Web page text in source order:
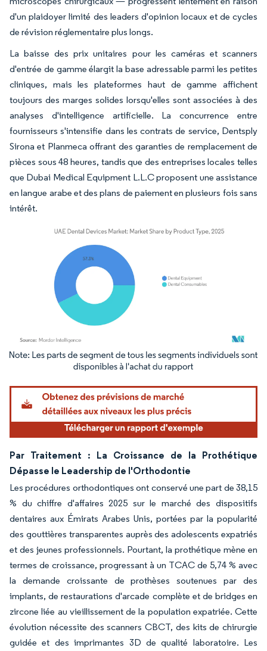
d'un plaidoyer limité des leaders d'opinion locaux et de cycles
de révision réglementaire plus longs.
La baisse des prix unitaires pour les caméras et scanners
d'entrée de gamme élargit la base adressable parmi les petites
cliniques, mais les plateformes haut de gamme affichent
toujours des marges solides lorsqu'elles sont associées à des
analyses d'intelligence artificielle. La concurrence entre
fournisseurs s'intensifie dans les contrats de service, Dentsply
Sirona et Planmeca offrant des garanties de remplacement de
pièces sous 48 heures, tandis que des entreprises locales telles
que Dubai Medical Equipment L.L.C proposent une assistance
en langue arabe et des plans de paiement en plusieurs fois sans
intérêt.
Image © Mordor Intelligence. La réutilisation nécessite une attribution sous CC BY
Par Traitement : La Croissance de la Prothétique
Dépasse le Leadership de l'Orthodontie
Les procédures orthodontiques ont conservé une part de 38,15
% du chiffre d'affaires 2025 sur le marché des dispositifs
dentaires aux Émirats Arabes Unis, portées par la popularité
des gouttières transparentes auprès des adolescents expatriés
et des jeunes professionnels. Pourtant, la prothétique mène en
termes de croissance, progressant à un TCAC de 5,74 % avec
la demande croissante de prothèses soutenues par des
implants, de restaurations d'arcade complète et de bridges en
zircone liée au vieillissement de la population expatriée. Cette
évolution nécessite des scanners CBCT, des kits de chirurgie
guidée et des imprimantes 3D de qualité laboratoire. Les